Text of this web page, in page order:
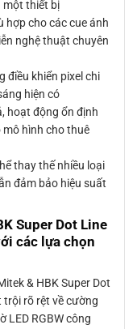
một thiết bị
hợp cho các cue ánh
nghệ thuật chuyên
điều khiển pixel chi
hiện có
hoạt động ổn định
hình cho thuê
thay thế nhiều loại
đảm bảo hiệu suất
Super Dot Line
các lựa chọn
& HBK Super Dot
trội rõ rệt về cường
LED RGBW công